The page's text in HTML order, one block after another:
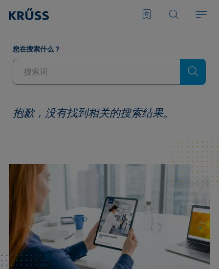
您在搜索什么？
抱歉，没有找到相关的搜索结果。